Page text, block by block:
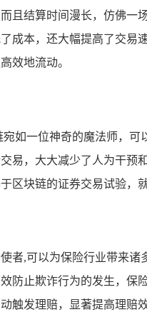
且结算时间漫长，仿佛一
成本，还大幅提高了交易
效地流动。
如一位神奇的魔法师，
易，大大减少了人为干预
区块链的证券交易试验，
者,可以为保险行业带来
防止欺诈行为的发生，
触发理赔，显著提高理赔效